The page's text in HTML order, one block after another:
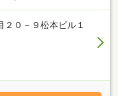
０－９松本ビル１